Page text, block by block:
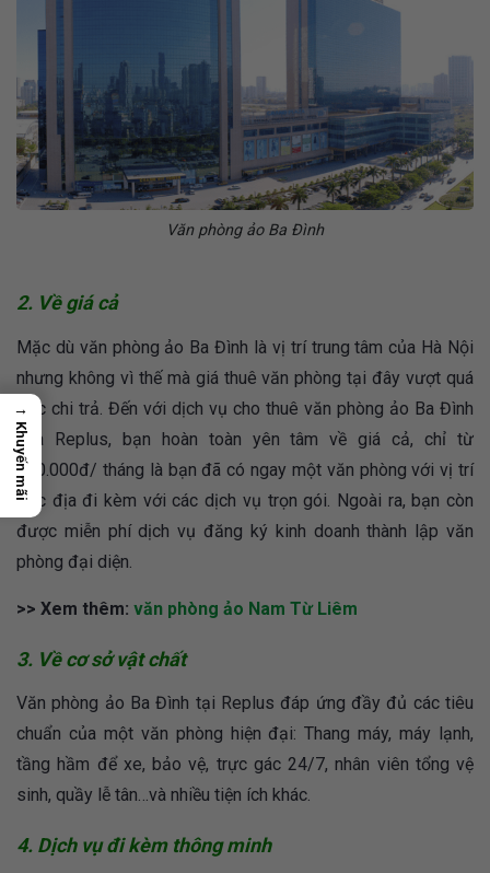
Văn phòng ảo Ba Đình
2. Về giá cả
Mặc dù văn phòng ảo Ba Đình là vị trí trung tâm của Hà Nội
nhưng không vì thế mà giá thuê văn phòng tại đây vượt quá
sức chi trả. Đến với dịch vụ cho thuê văn phòng ảo Ba Đình
của Replus, bạn hoàn toàn yên tâm về giá cả, chỉ từ
600.000đ/ tháng là bạn đã có ngay một văn phòng với vị trí
đắc địa đi kèm với các dịch vụ trọn gói. Ngoài ra, bạn còn
được miễn phí dịch vụ đăng ký kinh doanh thành lập văn
phòng đại diện.
>> Xem thêm: văn phòng ảo Nam Từ Liêm
3. Về cơ sở vật chất
Văn phòng ảo Ba Đình tại Replus đáp ứng đầy đủ các tiêu
chuẩn của một văn phòng hiện đại: Thang máy, máy lạnh,
tầng hầm để xe, bảo vệ, trực gác 24/7, nhân viên tổng vệ
sinh, quầy lễ tân…và nhiều tiện ích khác.
4. Dịch vụ đi kèm thông minh
→
Khuyến mãi